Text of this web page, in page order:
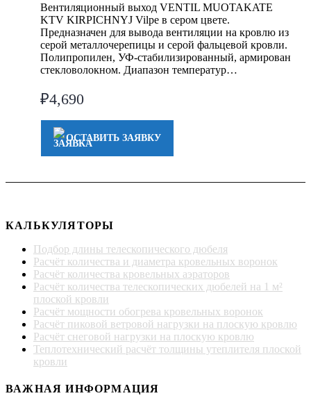
Вентиляционный выход VENTIL MUOTAKATE
KTV KIRPICHNYJ Vilpe в сером цвете.
Предназначен для вывода вентиляции на кровлю из
серой металлочерепицы и серой фальцевой кровли.
Полипропилен, УФ-стабилизированный, армирован
стекловолокном. Диапазон температур…
₽4,690
ОСТАВИТЬ ЗАЯВКУ
КАЛЬКУЛЯТОРЫ
Подбор длины телескопического дюбеля
Расчёт количества и диаметра кровельных воронок
Расчёт количества кровельных аэраторов
Расчёт количества телескопических дюбелей на 1 м²
плоской кровли
Расчёт мощности обогрева кровельных воронок
Расчёт пиковой ветровой нагрузки на плоскую кровлю
Расчёт снеговой нагрузки на плоскую кровлю
Теплотехнический расчёт толщины утеплителя плоской
кровли
ВАЖНАЯ ИНФОРМАЦИЯ